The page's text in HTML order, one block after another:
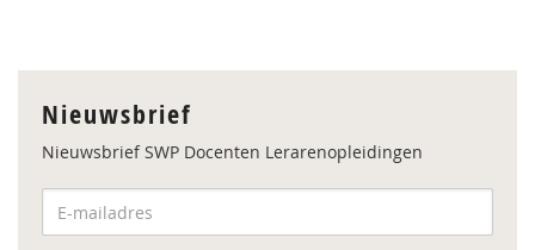
Nieuwsbrief
Nieuwsbrief SWP Docenten Lerarenopleidingen